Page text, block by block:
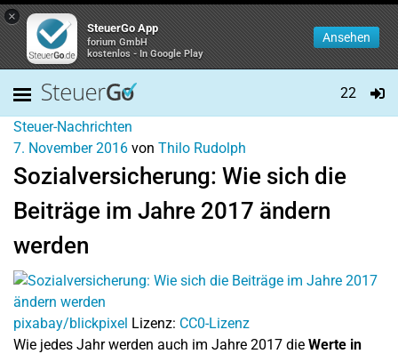
×
SteuerGo App
forium GmbH
kostenlos - In Google Play
Ansehen
22
Steuer-Nachrichten
7. November 2016 von Thilo Rudolph
Sozialversicherung: Wie sich die
Beiträge im Jahre 2017 ändern
werden
pixabay/blickpixel Lizenz: CC0-Lizenz
Wie jedes Jahr werden auch im Jahre 2017 die Werte in